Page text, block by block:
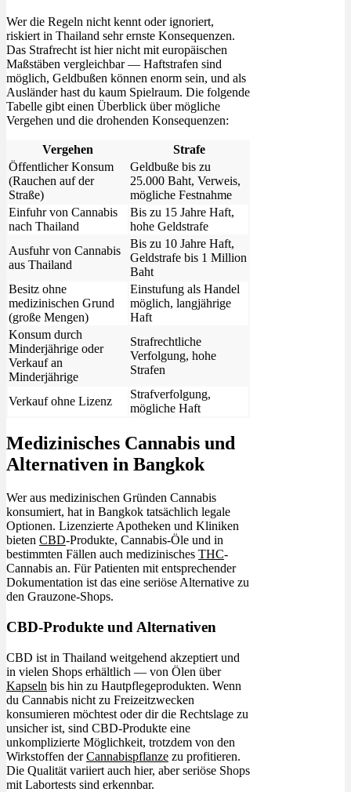
Wer die Regeln nicht kennt oder ignoriert,
riskiert in Thailand sehr ernste Konsequenzen.
Das Strafrecht ist hier nicht mit europäischen
Maßstäben vergleichbar — Haftstrafen sind
möglich, Geldbußen können enorm sein, und als
Ausländer hast du kaum Spielraum. Die folgende
Tabelle gibt einen Überblick über mögliche
Vergehen und die drohenden Konsequenzen:
Vergehen
Strafe
Öffentlicher Konsum
(Rauchen auf der
Straße)
Geldbuße bis zu
25.000 Baht, Verweis,
mögliche Festnahme
Einfuhr von Cannabis
nach Thailand
Bis zu 15 Jahre Haft,
hohe Geldstrafe
Ausfuhr von Cannabis
aus Thailand
Bis zu 10 Jahre Haft,
Geldstrafe bis 1 Million
Baht
Besitz ohne
medizinischen Grund
(große Mengen)
Einstufung als Handel
möglich, langjährige
Haft
Konsum durch
Minderjährige oder
Verkauf an
Minderjährige
Strafrechtliche
Verfolgung, hohe
Strafen
Verkauf ohne Lizenz
Strafverfolgung,
mögliche Haft
Medizinisches Cannabis und
Alternativen in Bangkok
Wer aus medizinischen Gründen Cannabis
konsumiert, hat in Bangkok tatsächlich legale
Optionen. Lizenzierte Apotheken und Kliniken
bieten CBD-Produkte, Cannabis-Öle und in
bestimmten Fällen auch medizinisches THC-
Cannabis an. Für Patienten mit entsprechender
Dokumentation ist das eine seriöse Alternative zu
den Grauzone-Shops.
CBD-Produkte und Alternativen
CBD ist in Thailand weitgehend akzeptiert und
in vielen Shops erhältlich — von Ölen über
Kapseln bis hin zu Hautpflegeprodukten. Wenn
du Cannabis nicht zu Freizeitzwecken
konsumieren möchtest oder dir die Rechtslage zu
unsicher ist, sind CBD-Produkte eine
unkomplizierte Möglichkeit, trotzdem von den
Wirkstoffen derCannabispflanze zu profitieren.
Die Qualität variiert auch hier, aber seriöse Shops
mit Labortests sind erkennbar.